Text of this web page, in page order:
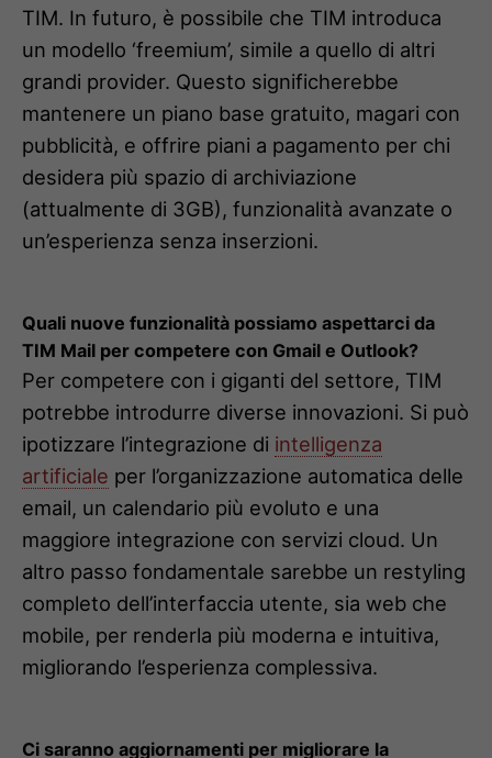
TIM. In futuro, è possibile che TIM introduca
un modello ‘freemium’, simile a quello di altri
grandi provider. Questo significherebbe
mantenere un piano base gratuito, magari con
pubblicità, e offrire piani a pagamento per chi
desidera più spazio di archiviazione
(attualmente di 3GB), funzionalità avanzate o
un’esperienza senza inserzioni.
Quali nuove funzionalità possiamo aspettarci da
TIM Mail per competere con Gmail e Outlook?
Per competere con i giganti del settore, TIM
potrebbe introdurre diverse innovazioni. Si può
ipotizzare l’integrazione di intelligenza
artificiale per l’organizzazione automatica delle
email, un calendario più evoluto e una
maggiore integrazione con servizi cloud. Un
altro passo fondamentale sarebbe un restyling
completo dell’interfaccia utente, sia web che
mobile, per renderla più moderna e intuitiva,
migliorando l’esperienza complessiva.
Ci saranno aggiornamenti per migliorare la